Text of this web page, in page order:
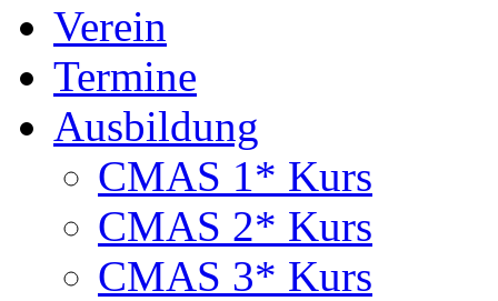
Verein
Termine
Ausbildung
CMAS 1* Kurs
CMAS 2* Kurs
CMAS 3* Kurs